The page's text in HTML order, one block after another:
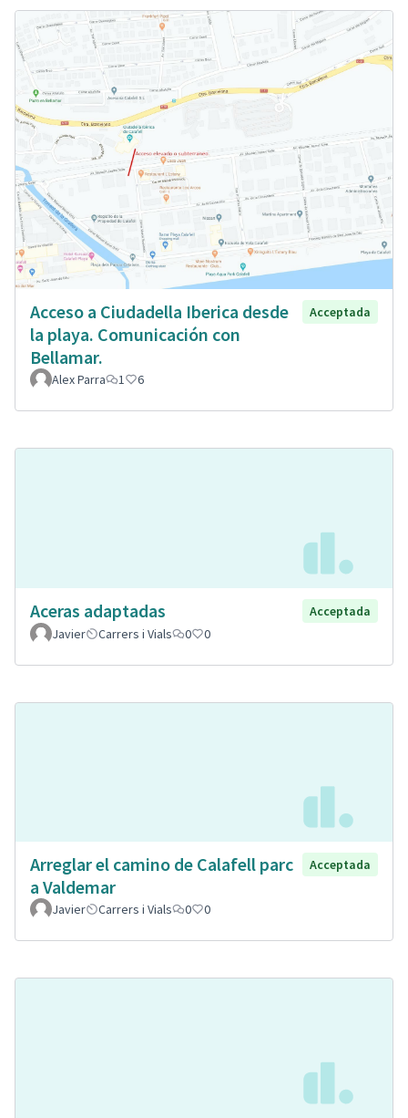
Acceso a Ciudadella Iberica desde
la playa. Comunicación con
Bellamar.
Acceptada
Alex Parra 1 6
Aceras adaptadas
Acceptada
Javier
Carrers i Vials 0 0
Arreglar el camino de Calafell parc
a Valdemar
Acceptada
Javier Carrers i Vials 0 0